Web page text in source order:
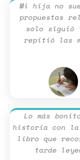
Mi hija no
propuestas
solo siguió
repitió las
Lo más
historia con la
libro que
tarde